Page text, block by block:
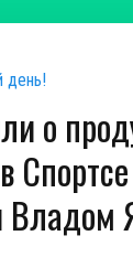
день!
о